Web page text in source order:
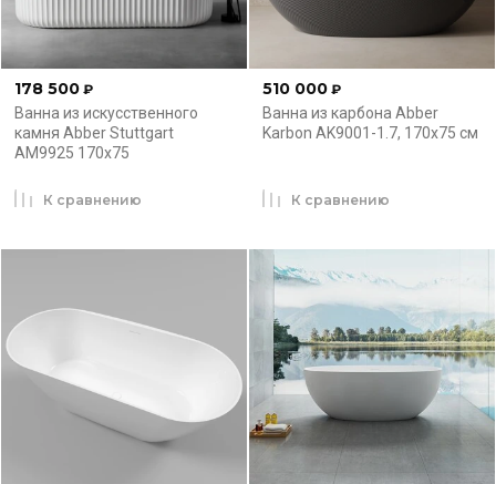
178 500 ₽
Ванна из искусственного
камня Abber Stuttgart
AM9925 170x75
К сравнению
510 000 ₽
Ванна из карбона Abber
Karbon AK9001-1.7, 170x75 см
К сравнению